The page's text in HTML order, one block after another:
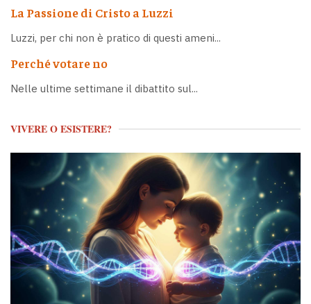
La Passione di Cristo a Luzzi
Luzzi, per chi non è pratico di questi ameni...
Perché votare no
Nelle ultime settimane il dibattito sul...
VIVERE O ESISTERE?